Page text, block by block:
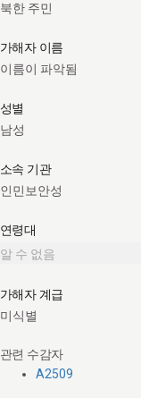
북한 주민
가해자 이름
이름이 파악됨
성별
남성
소속 기관
인민보안성
연령대
알 수 없음
가해자 계급
미식별
관련 수감자
A2509